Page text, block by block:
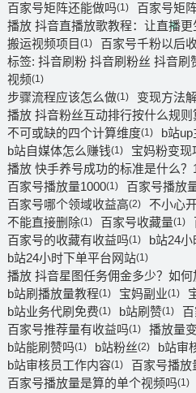
百家号矩阵还能做吗(1) 百家号矩
播放 抖音直播放歌教程：让直播
搬运视频项目 (1) 百家号千粉以后
标签: 抖音刷粉 抖音刷粉丝 抖音
视频(1)
步骤流程应该怎么做(1) 变现方法
播放 抖音粉丝互动排行按什么规则
不可或缺的四个计算维度(1) b站
b站自媒体怎么赚钱(1) 宝妈粉变现
播放 快手养号成功的标准是什么？
百家号播放量1000(1) 百家号播放
百家号哪个领域收益高(2) 不小心
不能直接删除(1) 百家号收藏量(1)
百家号的收藏有收益吗(1) b站24
b站24小时下单平台网站(1)
播放 抖音星图任务佣金多少？如
b站刷播放量教程(1) 宝妈副业(1)
b站业务代刷免费(1) b站刷赞(1)
百家号推荐量有收益吗(1) 播放量
b站能刷赞吗(1) b站粉丝(2) b站审
b站审核员工作内容(1) 百家号播放
百家号播放量是算的单个视频吗(1)